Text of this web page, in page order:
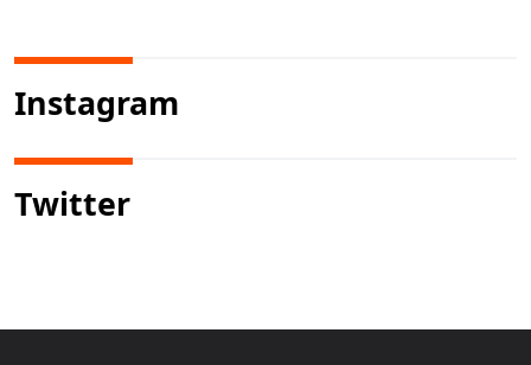
Instagram
Twitter